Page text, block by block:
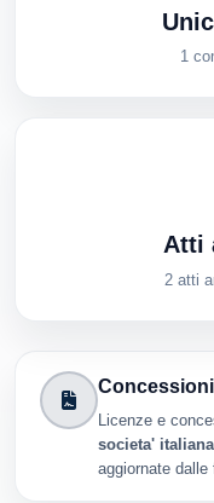
1
Atti
2 atti
Licenze e
societa'
aggiornate dalle